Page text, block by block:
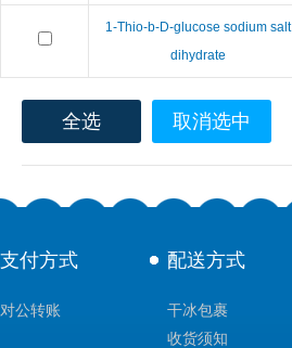
1-Thio-b-D-glucose sodium salt
dihydrate
全选 取消选中
支付方式
对公转账
配送方式
干冰包裹
收货须知